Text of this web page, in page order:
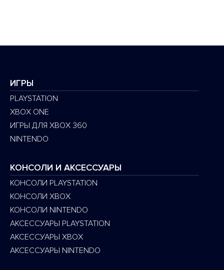
ИГРЫ
PLAYSTATION
XBOX ONE
ИГРЫ ДЛЯ XBOX 360
NINTENDO
КОНСОЛИ И АКСЕССУАРЫ
КОНСОЛИ PLAYSTATION
КОНСОЛИ XBOX
КОНСОЛИ NINTENDO
АКСЕССУАРЫ PLAYSTATION
АКСЕССУАРЫ XBOX
АКСЕССУАРЫ NINTENDO